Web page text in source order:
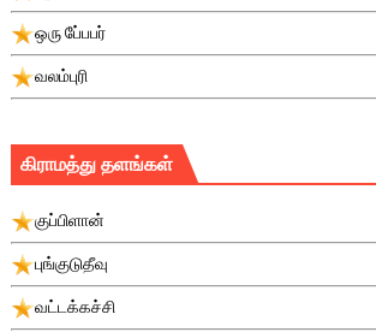
ஒரு பே்பபர்
வலம்புரி
கிராமத்து தளங்கள்
குப்பிளான்
புங்குடுதீவு
வட்டக்கச்சி